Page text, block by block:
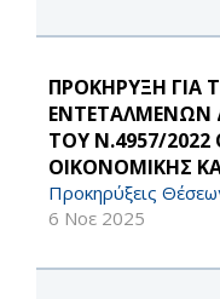
ΠΡΟΚΗΡΥΞΗ ΓΙΑ
ΕΝΤΕΤΑΛΜΕΝΩΝ
ΤΟΥ Ν.4957/
ΟΙΚΟΝΟΜΙΚΗΣ
Προκηρύξεις
6 Νοε 2025